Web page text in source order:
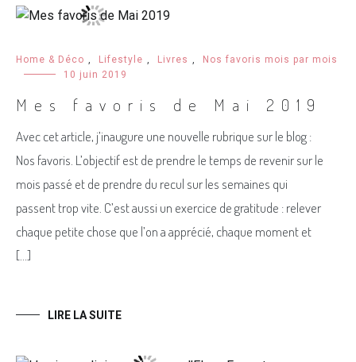
Home & Déco , Lifestyle , Livres ,
Nos favoris mois par mois
10 juin 2019
Mes favoris de Mai 2019
Avec cet article, j’inaugure une nouvelle rubrique sur le blog :
Nos favoris. L’objectif est de prendre le temps de revenir sur le
mois passé et de prendre du recul sur les semaines qui
passent trop vite. C’est aussi un exercice de gratitude : relever
chaque petite chose que l’on a apprécié, chaque moment et
[…]
LIRE LA SUITE